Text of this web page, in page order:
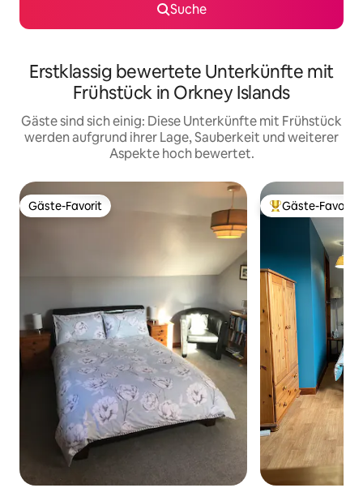
Suche
Erstklassig bewertete Unterkünfte mit
Frühstück in Orkney Islands
Gäste sind sich einig: Diese Unterkünfte mit Frühstück
werden aufgrund ihrer Lage, Sauberkeit und weiterer
Aspekte hoch bewertet.
Gäste-Favorit
Gäste-Favorit Beliebter Gäste-
Gäste-Favorit